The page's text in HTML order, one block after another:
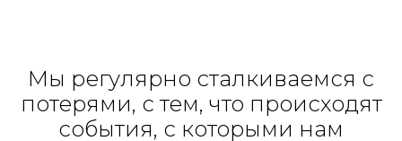
Мы регулярно сталкиваемся с
потерями, с тем, что происходят
события, с которыми нам